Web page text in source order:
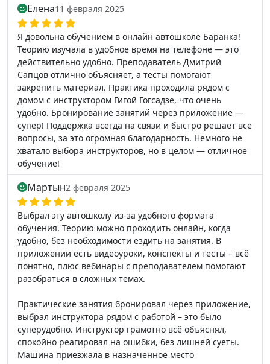
Елена11 февраля 2025
Я довольна обучением в онлайн автошколе Баранка!
Теорию изучала в удобное время на телефоне — это
действительно удобно. Преподаватель Дмитрий
Сапцов отлично объясняет, а тесты помогают
закрепить материал. Практика проходила рядом с
домом с инструктором Гигой Гогсадзе, что очень
удобно. Бронирование занятий через приложение —
супер! Поддержка всегда на связи и быстро решает все
вопросы, за это огромная благодарность. Немного не
хватало выбора инструкторов, но в целом — отличное
обучение!
Мартын2 февраля 2025
Выбрал эту автошколу из-за удобного формата
обучения. Теорию можно проходить онлайн, когда
удобно, без необходимости ездить на занятия. В
приложении есть видеоуроки, конспекты и тесты – всё
понятно, плюс вебинары с преподавателем помогают
разобраться в сложных темах.
Практические занятия бронировал через приложение,
выбрал инструктора рядом с работой – это было
суперудобно. Инструктор грамотно всё объяснял,
спокойно реагировал на ошибки, без лишней суеты.
Машина приезжала в назначенное место